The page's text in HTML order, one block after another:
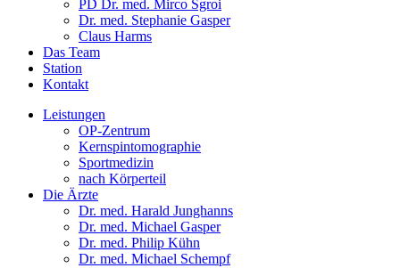
PD Dr. med. Mirco Sgroi
Dr. med. Stephanie Gasper
Claus Harms
Das Team
Station
Kontakt
Leistungen
OP-Zentrum
Kernspintomographie
Sportmedizin
nach Körperteil
Die Ärzte
Dr. med. Harald Junghanns
Dr. med. Michael Gasper
Dr. med. Philip Kühn
Dr. med. Michael Schempf